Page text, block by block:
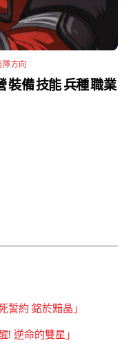
隊方向
裝備 技能 兵種 職業
誓約 銘於黯晶」
! 逆命的雙星」